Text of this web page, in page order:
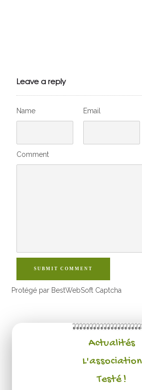
Leave a reply
Name Email
Comment
SUBMIT COMMENT
Protégé par BestWebSoft Captcha
Actualités
L'association
Testé !